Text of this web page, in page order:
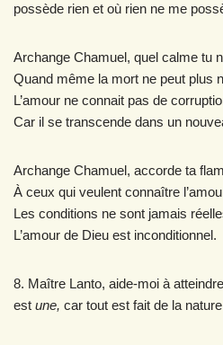
possède rien et où rien ne me
Archange Chamuel, quel calme tu
Quand même la mort ne peut plus
L’amour ne connait pas de
Car il se transcende dans un
Archange Chamuel, accorde ta
À ceux qui veulent connaître
Les conditions ne sont jamais
L’amour de Dieu est inconditionnel.
8. Maître Lanto, aide-moi à
est une, car tout est fait de la